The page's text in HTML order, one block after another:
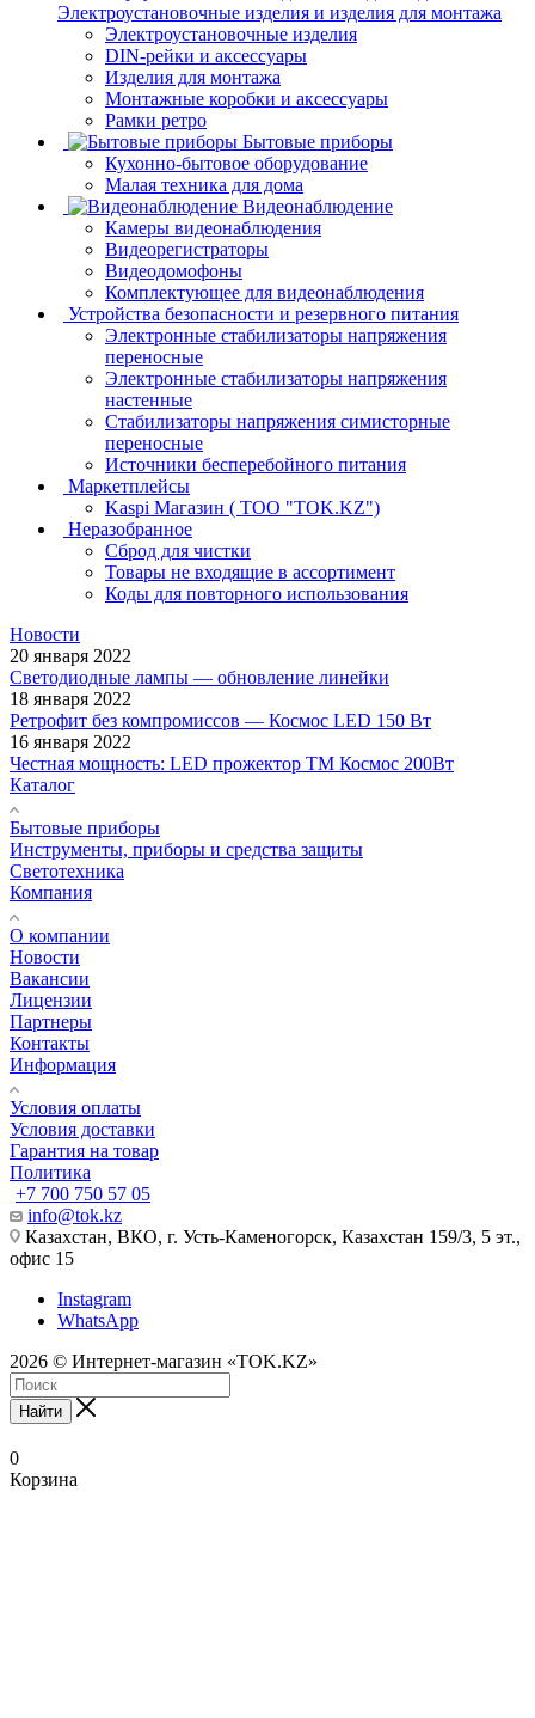
Электроустановочные изделия и изделия для монтажа
Электроустановочные изделия
DIN-рейки и аксессуары
Изделия для монтажа
Монтажные коробки и аксессуары
Рамки ретро
Бытовые приборы
Кухонно-бытовое оборудование
Малая техника для дома
Видеонаблюдение
Камеры видеонаблюдения
Видеорегистраторы
Видеодомофоны
Комплектующее для видеонаблюдения
Устройства безопасности и резервного питания
Электронные стабилизаторы напряжения
переносные
Электронные стабилизаторы напряжения
настенные
Стабилизаторы напряжения симисторные
переносные
Источники бесперебойного питания
Маркетплейсы
Kaspi Магазин ( ТОО "TOK.KZ")
Неразобранное
Сброд для чистки
Товары не входящие в ассортимент
Коды для повторного использования
Новости
20 января 2022
Светодиодные лампы — обновление линейки
18 января 2022
Ретрофит без компромиссов — Космос LED 150 Вт
16 января 2022
Честная мощность: LED прожектор ТМ Космос 200Вт
Каталог
Бытовые приборы
Инструменты, приборы и средства защиты
Светотехника
Компания
О компании
Новости
Вакансии
Лицензии
Партнеры
Контакты
Информация
Условия оплаты
Условия доставки
Гарантия на товар
Политика
+7 700 750 57 05
info@tok.kz
Казахстан, ВКО, г. Усть-Каменогорск, Казахстан 159/3, 5 эт.,
офис 15
Instagram
WhatsApp
2026 © Интернет-магазин «TOK.KZ»
Найти
0
Корзина